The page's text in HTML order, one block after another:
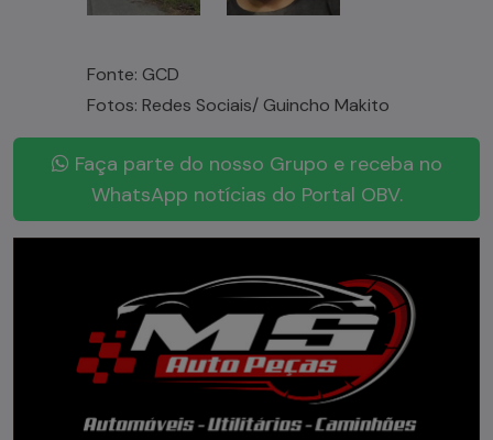
Fonte: GCD
Fotos: Redes Sociais/ Guincho Makito
Faça parte do nosso Grupo e receba no
WhatsApp notícias do Portal OBV.